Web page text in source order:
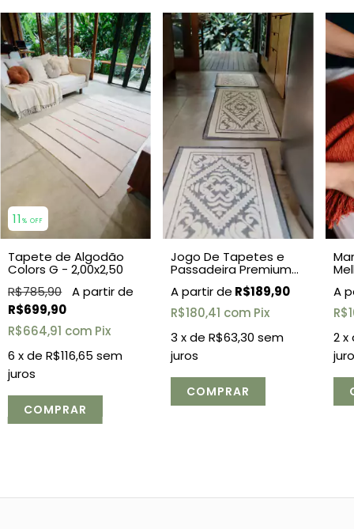
11 % OFF
Tapete de Algodão
Colors G - 2,00x2,50
R$785,90
R$699,90
R$664,91 com Pix
6 x de R$116,65 sem
juros
Jogo De Tapetes e
Passadeira Premium
Comfy 3 Peças -
Cinza
R$189,90
R$180,41 com Pix
3 x de R$63,30 sem
juros
2 x